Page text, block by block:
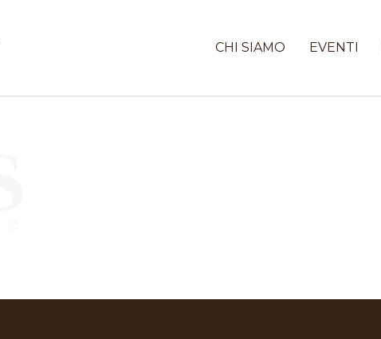
CHI SIAMO EVENTI